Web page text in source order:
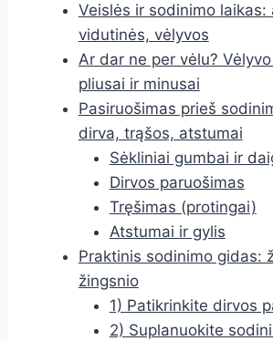
Veislės ir sodinimo laikas:
vidutinės, vėlyvos
Ar dar ne per vėlu?
pliusai ir minusai
Pasiruošimas prieš
dirva, trąšos, atstumai
Sėkliniai gumbai ir
Dirvos paruošimas
Tręšimas (protingai)
Atstumai ir gylis
Praktinis sodinimo gidas:
žingsnio
1) Patikrinkite dirvos
2) Suplanuokite